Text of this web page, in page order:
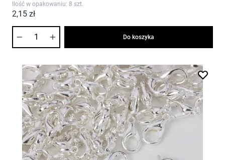
Ilość w opakowaniu: 8 szt.
2,15 zł
Do koszyka